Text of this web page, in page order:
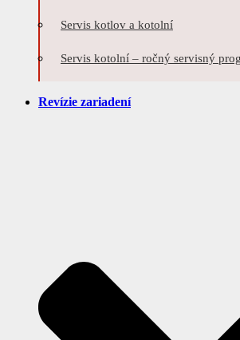
Servis kotlov a kotolní
Servis kotolní – ročný servisný
Revízie zariadení